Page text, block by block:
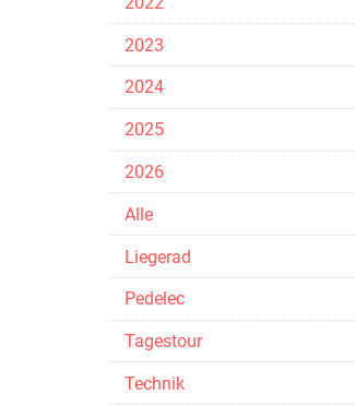
2023
2024
2025
2026
Alle
Liegerad
Pedelec
Tagestour
Technik